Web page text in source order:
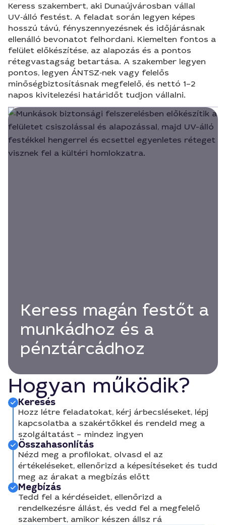
Keress szakembert, aki Dunaújvárosban vállal
UV‑álló festést. A feladat során legyen képes
hosszú távú, fényszennyezésnek és időjárásnak
ellenálló bevonatot felhordani. Kiemelten fontos a
felület előkészítése, az alapozás és a pontos
rétegvastagság betartása. A szakember legyen
pontos, legyen ÁNTSZ‑nek vagy felelős
minőségbiztosításnak megfelelő, és nettó 1–2
napos kivitelezési határidőt tudjon vállalni.
Keress magán festőt a
munkádhoz és a
pénztárcádhoz
Hogyan működik?
Keresés
Hozz létre feladatokat, kérj árbecsléseket, lépj
kapcsolatba a szakértőkkel és rendeld meg a
szolgáltatást – mindez ingyen
Összahasonlítás
Nézd meg a profilokat, olvasd el az
értékeléseket, ellenőrizd a képesítéseket és tudd
meg az árakat a megbízás előtt
Megbízás
Tedd fel a kérdéseidet, ellenőrizd a
rendelkezésre állást, és vedd fel a megfelelő
szakembert, amikor készen állsz rá